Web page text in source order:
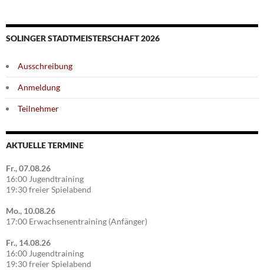
SOLINGER STADTMEISTERSCHAFT 2026
Ausschreibung
Anmeldung
Teilnehmer
AKTUELLE TERMINE
Fr., 07.08.26
16:00 Jugendtraining
19:30 freier Spielabend
Mo., 10.08.26
17:00 Erwachsenentraining (Anfänger)
Fr., 14.08.26
16:00 Jugendtraining
19:30 freier Spielabend